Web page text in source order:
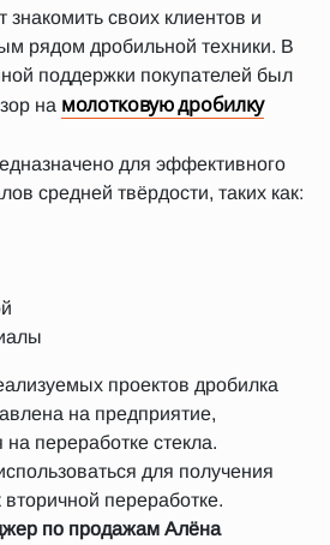
знакомить своих клиентов и
рядом дробильной техники. В
поддержки покупателей был
на молотковую дробилку
для эффективного
средней твёрдости, таких как:
проектов дробилка
на предприятие,
переработке стекла.
для получения
переработке.
по продажам Алёна